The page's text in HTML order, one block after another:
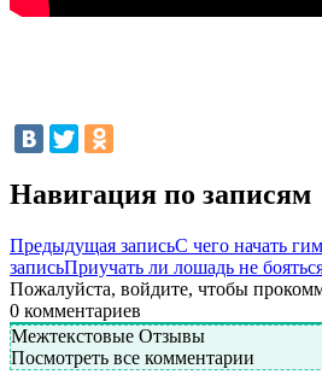
Навигация по записям
Предыдущая записьС чего начать
записьПриучать ли лошадь не
Пожалуйста, войдите, чтобы
0 комментариев
Межтекстовые Отзывы
Посмотреть все комментарии